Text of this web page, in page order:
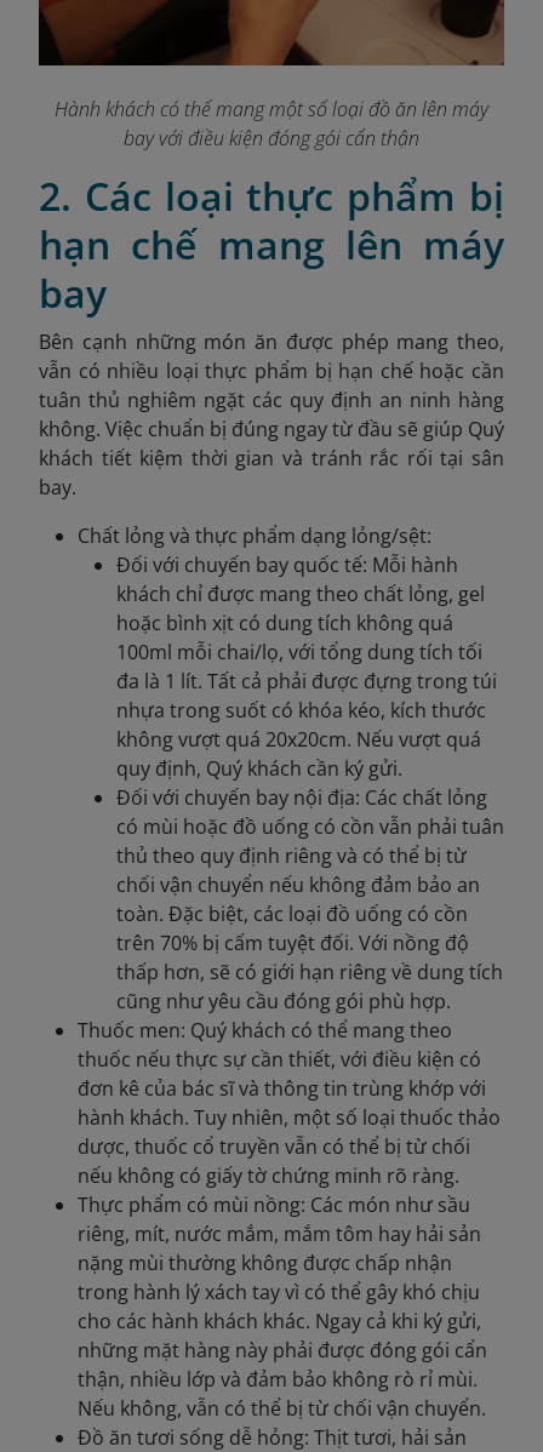
Hành khách có thể mang một số loại đồ ăn lên máy
bay với điều kiện đóng gói cẩn thận
2. Các loại thực phẩm bị
hạn chế mang lên máy
bay
Bên cạnh những món ăn được phép mang theo,
vẫn có nhiều loại thực phẩm bị hạn chế hoặc cần
tuân thủ nghiêm ngặt các quy định an ninh hàng
không. Việc chuẩn bị đúng ngay từ đầu sẽ giúp Quý
khách tiết kiệm thời gian và tránh rắc rối tại sân
bay.
Chất lỏng và thực phẩm dạng lỏng/sệt:
Đối với chuyến bay quốc tế: Mỗi hành
khách chỉ được mang theo chất lỏng, gel
hoặc bình xịt có dung tích không quá
100ml mỗi chai/lọ, với tổng dung tích tối
đa là 1 lít. Tất cả phải được đựng trong túi
nhựa trong suốt có khóa kéo, kích thước
không vượt quá 20x20cm. Nếu vượt quá
quy định, Quý khách cần ký gửi.
Đối với chuyến bay nội địa: Các chất lỏng
có mùi hoặc đồ uống có cồn vẫn phải tuân
thủ theo quy định riêng và có thể bị từ
chối vận chuyển nếu không đảm bảo an
toàn. Đặc biệt, các loại đồ uống có cồn
trên 70% bị cấm tuyệt đối. Với nồng độ
thấp hơn, sẽ có giới hạn riêng về dung tích
cũng như yêu cầu đóng gói phù hợp.
Thuốc men: Quý khách có thể mang theo
thuốc nếu thực sự cần thiết, với điều kiện có
đơn kê của bác sĩ và thông tin trùng khớp với
hành khách. Tuy nhiên, một số loại thuốc thảo
dược, thuốc cổ truyền vẫn có thể bị từ chối
nếu không có giấy tờ chứng minh rõ ràng.
Thực phẩm có mùi nồng: Các món như sầu
riêng, mít, nước mắm, mắm tôm hay hải sản
nặng mùi thường không được chấp nhận
trong hành lý xách tay vì có thể gây khó chịu
cho các hành khách khác. Ngay cả khi ký gửi,
những mặt hàng này phải được đóng gói cẩn
thận, nhiều lớp và đảm bảo không rò rỉ mùi.
Nếu không, vẫn có thể bị từ chối vận chuyển.
Đồ ăn tươi sống dễ hỏng: Thịt tươi, hải sản